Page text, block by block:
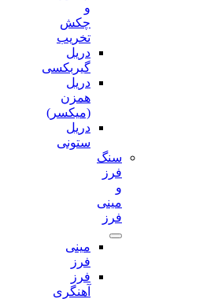
چکش
تخریب
دریل
گیربکسی
دریل
همزن
(میکسر)
دریل
ستونی
سنگ
مینی
فرز
آهنگری